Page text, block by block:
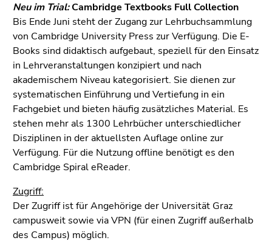
Seiteneinstellungen
(Benutzer/Sprache)
(Zugriffstaste
8)
Zur
Suche
(Zugriffstaste
9)
Neu im Trial:Cambridge Textbooks Full Collection
Bis Ende Juni steht der Zugang zur Lehrbuchsammlung
von Cambridge University Press zur Verfügung. Die E-
Books sind didaktisch aufgebaut, speziell für den Einsatz
in Lehrveranstaltungen konzipiert und nach
akademischem Niveau kategorisiert. Sie dienen zur
systematischen Einführung und Vertiefung in ein
Fachgebiet und bieten häufig zusätzliches Material. Es
stehen mehr als 1300 Lehrbücher unterschiedlicher
Disziplinen in der aktuellsten Auflage online zur
Verfügung. Für die Nutzung offline benötigt es den
Cambridge Spiral eReader.
Zugriff:
Der Zugriff ist für Angehörige der Universität Graz
campusweit sowie via VPN (für einen Zugriff außerhalb
des Campus) möglich.